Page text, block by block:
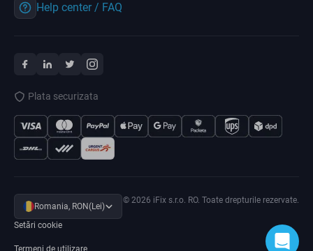
Help center / FAQ
Plata securizata
Romania, RON(Lei)
Setări cookie
Termeni de utilizare
© 2026 iFix s.r.o. RO. Toate drepturile rezervate.